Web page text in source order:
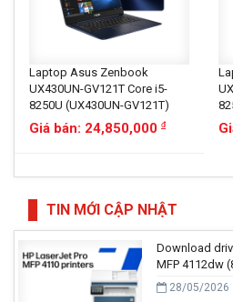
Laptop Asus Zenbook
UX430UN-GV121T Core i5-
8250U (UX430UN-GV121T)
Giá bán: 24,850,000 đ
TIN MỚI CẬP NHẬT
Download
MFP 4112dw
28/05/2026